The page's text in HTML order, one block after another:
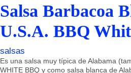
Salsa Barbacoa
U.S.A. BBQ
salsas
Es una salsa muy típica de Alabama
WHITE BBQ y como salsa blanca de